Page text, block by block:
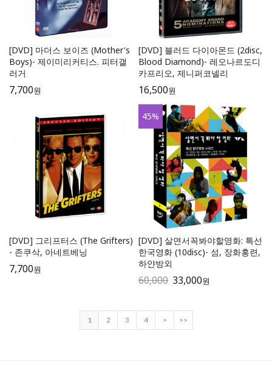
[DVD] 마더스 보이즈 (Mother's
Boys)- 제이미리커티스. 피터갤
러거
7,700원
[DVD] 블러드 다이아몬드 (2disc,
Blood Diamond)- 레오나르도디
카프리오, 제니퍼코넬리
16,500원
[DVD] 그리프터스 (The Grifters)
- 존쿠삭, 아네트베닝
7,700원
45%
[DVD] 살면서꼭봐야할영화: 특선
한국영화 (10disc)- 섬, 장화홍련,
하얀방외
60,000 33,000원
1 2 3 4 > >>